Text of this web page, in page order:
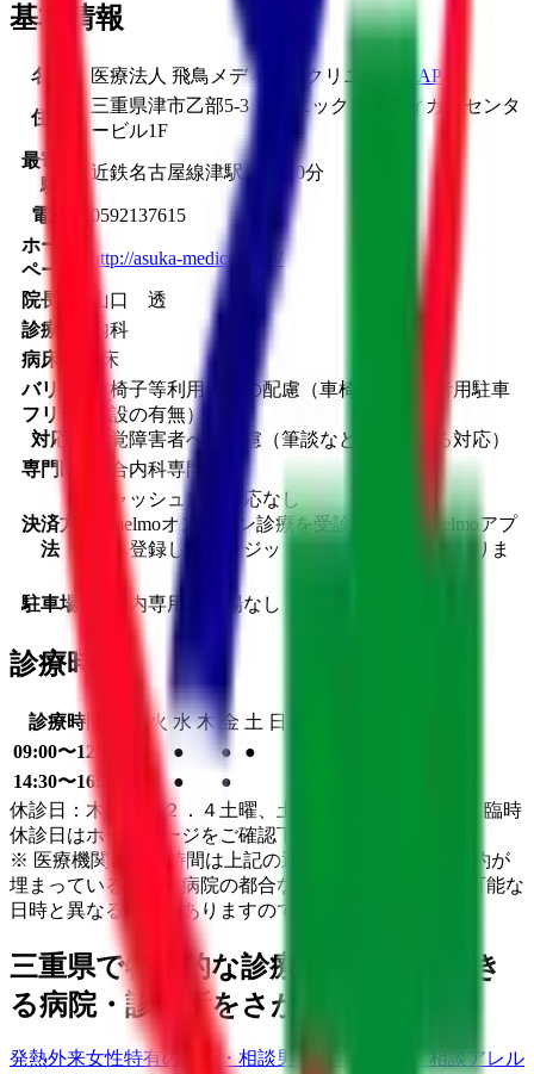
基本情報
名称 医療法人 飛鳥メディカルクリニック MAP
住所
三重県津市乙部5-3 フェニックスメディカルセンタ
ービル1F
最寄り
駅
近鉄名古屋線津駅 バス 10分
電話
0592137615
ホーム
ページ
http://asuka-medical.com/
院長名
山口 透
診療科
内科
病床数
0床
バリア
フリー
対応
車椅子等利用者への配慮（車椅子等利用者用駐車
施設の有無） 有り
聴覚障害者への配慮（筆談など文字による対応）
専門医
総合内科専門医
決済方
法
キャッシュレス対応なし
※melmoオンライン診療を受診の場合はmelmoアプ
リへ登録したクレジットカードでの決済となりま
す。
駐車場
敷地内専用駐車場なし
診療時間
診療時間 火 水 木 金 土 日
09:00〜12:00
● ● ●
●
14:30〜16:30
●
●
休診日：木曜、第２．４土曜、土曜(午後)、日曜、祝日 臨時
休診日はホームページをご確認下さい。
※ 医療機関の診療時間は上記の通りですが、すでに予約が
埋まっている場合や病院の都合などにより実際に予約可能な
日時と異なる場合がありますのでご了承ください
三重県で特徴的な診療内容を受診でき
る病院・診療所をさがす
発熱外来女性特有の診療・相談男性特有の診療・相談アレル